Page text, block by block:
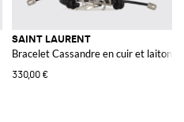
SAINT LAURENT
Bracelet Cassandre en cuir et laiton
330,00 €